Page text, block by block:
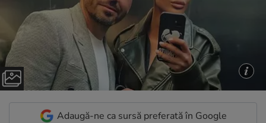
Adaugă-ne ca sursă preferată în Google